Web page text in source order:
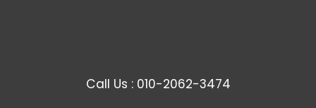
Call Us : 010-2062-3474